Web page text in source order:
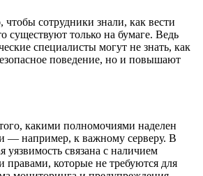
сотрудники знали, как вести
существуют только на бумаге. Ведь
специалисты могут не знать, как
поведение, но и повышают
какими полномочиями наделен
— например, к важному серверу. В
связана с наличием
которые не требуются для